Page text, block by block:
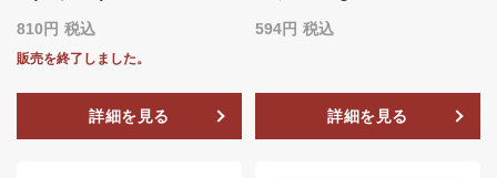
810 税込
販売を終了しました。
詳細を見る
594 税込
詳細を見る